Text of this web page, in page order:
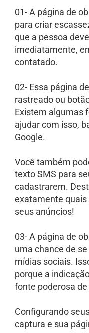
01- A página de
para criar
que a pessoa
imediatamente,
contatado.
02- Essa página
rastreado ou
Existem algumas
ajudar com isso,
Google.
Você também
texto SMS para
cadastrarem.
exatamente quais
seus anúncios!
03- A página de
uma chance de
mídias sociais.
porque a
fonte poderosa
Configurando
captura e sua